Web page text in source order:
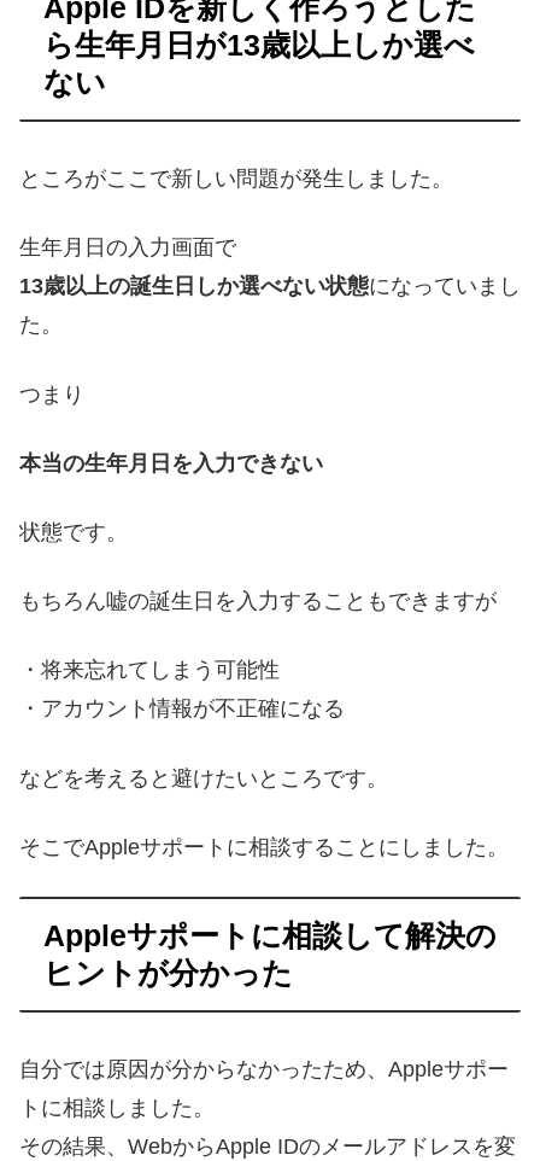
Apple IDを新しく作ろうとした
ら生年月日が13歳以上しか選べ
ない
ところがここで新しい問題が発生しました。
生年月日の入力画面で
13歳以上の誕生日しか選べない状態になっていまし
た。
つまり
本当の生年月日を入力できない
状態です。
もちろん嘘の誕生日を入力することもできますが
・将来忘れてしまう可能性
・アカウント情報が不正確になる
などを考えると避けたいところです。
そこでAppleサポートに相談することにしました。
Appleサポートに相談して解決の
ヒントが分かった
自分では原因が分からなかったため、Appleサポー
トに相談しました。
その結果、WebからApple IDのメールアドレスを変